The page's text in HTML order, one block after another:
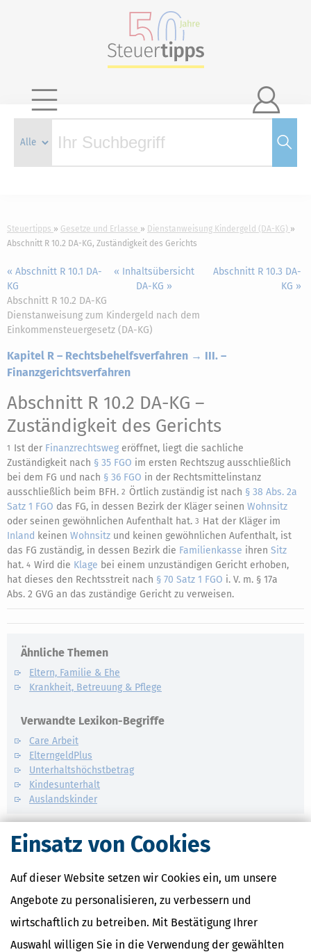
Einsatz von Cookies
Auf dieser Website setzen wir Cookies ein, um unsere
Angebote zu personalisieren, zu verbessern und
wirtschaftlich zu betreiben. Mit Bestätigung Ihrer
Auswahl willigen Sie in die Verwendung der gewählten

Steuertipps Gesetze und Erlasse
Dienstanweisung Kindergeld (DA-KG)
Abschnitt R 10.2 DA-KG, Zuständigkeit des Gerichts
« Abschnitt R 10.1 DA-
KG
« Inhaltsübersicht
DA-KG »
Abschnitt R 10.3 DA-
KG »
Abschnitt R 10.2 DA-KG
Dienstanweisung zum Kindergeld nach dem
Einkommensteuergesetz (DA-KG)
Kapitel R – Rechtsbehelfsverfahren → III. –
Finanzgerichtsverfahren
Abschnitt R 10.2 DA-KG –
Zuständigkeit des Gerichts
1 Ist der Finanzrechtsweg eröffnet, liegt die sachliche
Zuständigkeit nach § 35 FGO im ersten Rechtszug ausschließlich
bei dem FG und nach § 36 FGO in der Rechtsmittelinstanz
ausschließlich beim BFH. 2 Örtlich zuständig ist nach § 38 Abs. 2a
Satz 1 FGO das FG, in dessen Bezirk der Kläger seinen Wohnsitz
oder seinen gewöhnlichen Aufenthalt hat. 3 Hat der Kläger im
Inland keinen Wohnsitz und keinen gewöhnlichen Aufenthalt, ist
das FG zuständig, in dessen Bezirk die Familienkasse ihren Sitz
hat. 4 Wird die Klage bei einem unzuständigen Gericht erhoben,
hat dieses den Rechtsstreit nach § 70 Satz 1 FGO i. V. m. § 17a
Abs. 2 GVG an das zuständige Gericht zu verweisen.
Ähnliche Themen
Eltern, Familie & Ehe
Krankheit, Betreuung & Pflege
Verwandte Lexikon-Begriffe
Care Arbeit
ElterngeldPlus
Unterhaltshöchstbetrag
Kindesunterhalt
Auslandskinder